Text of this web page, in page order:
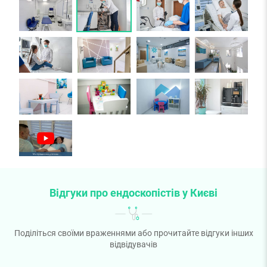
Відгуки про ендоскопістів у Києві
Поділіться своїми враженнями або прочитайте відгуки інших
відвідувачів